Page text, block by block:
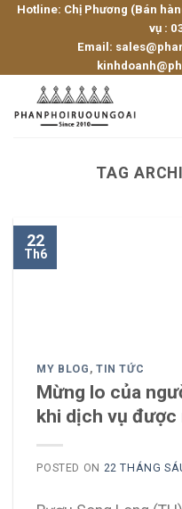
SkipHotline: Chị Phương (Bán
vụ :
Email:
TAG
22
Th6
MY BLOG , TIN TỨC
Mừng lo của
khi dịch vụ được
POSTED ON 22 THÁNG